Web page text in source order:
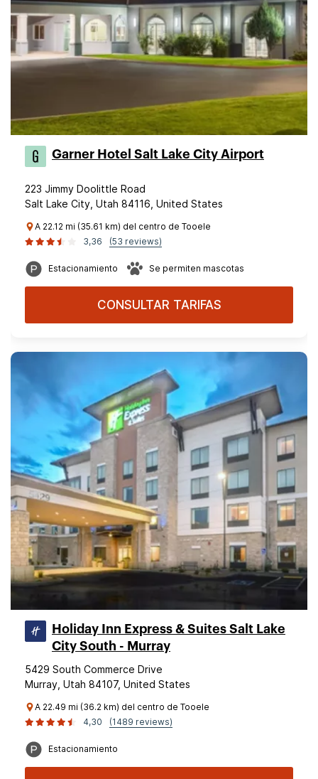
Garner Hotel Salt Lake City Airport
223 Jimmy Doolittle Road
Salt Lake City, Utah 84116, United States
A 22.12 mi (35.61 km) del centro de Tooele
3,36
(53 reviews)
Estacionamiento Se permiten mascotas
CONSULTAR TARIFAS
Holiday Inn Express & Suites Salt Lake
City South - Murray
5429 South Commerce Drive
Murray, Utah 84107, United States
A 22.49 mi (36.2 km) del centro de Tooele
4,30
(1489 reviews)
Estacionamiento